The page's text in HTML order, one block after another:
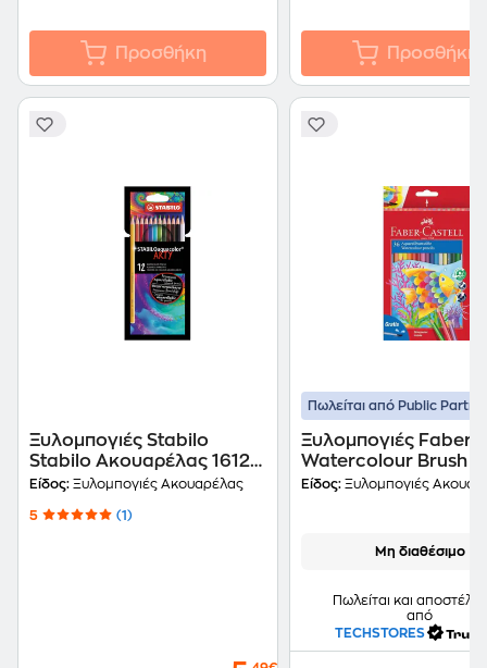
Προσθήκη Προσθήκη
Ξυλομπογιές Stabilo
Stabilo Ακουαρέλας 1612
12 Τεμάχια
Είδος: Ξυλομπογιές Ακουαρέλας
5 (1)
Πωλείται από Public
Ξυλομπογιές Faber
Watercolour Brush
Τεμάχια)
Είδος: Ξυλομπογιές
Μη διαθέσιμο
Πωλείται και
από
TECHSTORES